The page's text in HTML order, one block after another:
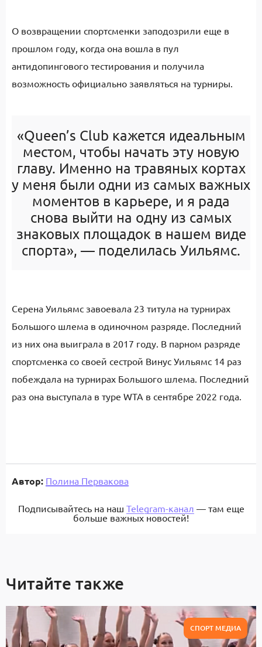
О возвращении спортсменки заподозрили еще в
прошлом году, когда она вошла в пул
антидопингового тестирования и получила
возможность официально заявляться на турниры.
«Queen’s Club кажется идеальным
местом, чтобы начать эту новую
главу. Именно на травяных кортах
у меня были одни из самых важных
моментов в карьере, и я рада
снова выйти на одну из самых
знаковых площадок в нашем виде
спорта», — поделилась Уильямс.
Серена Уильямс завоевала 23 титула на турнирах
Большого шлема в одиночном разряде. Последний
из них она выиграла в 2017 году. В парном разряде
спортсменка со своей сестрой Винус Уильямс 14 раз
побеждала на турнирах Большого шлема. Последний
раз она выступала в туре WTA в сентябре 2022 года.
Автор: Полина Первакова
Подписывайтесь на наш Telegram-канал — там еще
больше важных новостей!
Читайте также
СПОРТ МЕДИА